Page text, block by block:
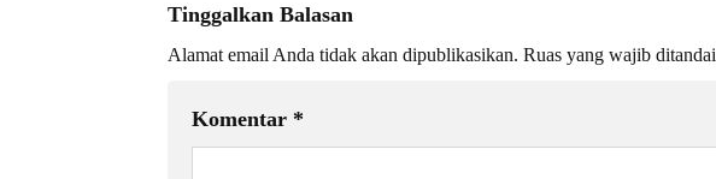
Tinggalkan Balasan
Alamat email Anda tidak akan dipublikasikan. Ruas yang wajib ditandai
Komentar *